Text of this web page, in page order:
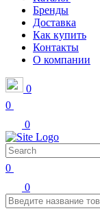
Бренды
Доставка
Как купить
Контакты
О компании
0
0
0
0
0